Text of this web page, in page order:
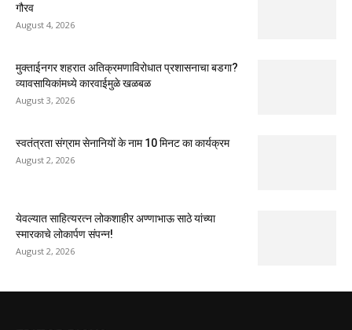
गौरव
August 4, 2026
मुक्ताईनगर शहरात अतिक्रमणाविरोधात प्रशासनाचा बडगा?
व्यावसायिकांमध्ये कारवाईमुळे खळबळ
August 3, 2026
स्वतंत्रता संग्राम सेनानियों के नाम 10 मिनट का कार्यक्रम
August 2, 2026
येवल्यात साहित्यरत्न लोकशाहीर अण्णाभाऊ साठे यांच्या
स्मारकाचे लोकार्पण संपन्न!
August 2, 2026